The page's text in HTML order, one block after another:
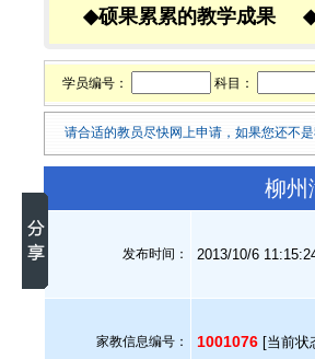
◆硕果累累的教学成果
学员编号： 科目：
请合适的教员尽快网上申请，如果您还不
柳州
发布时间： 2013/10/6
家教信息编号： 1001076 [当前状